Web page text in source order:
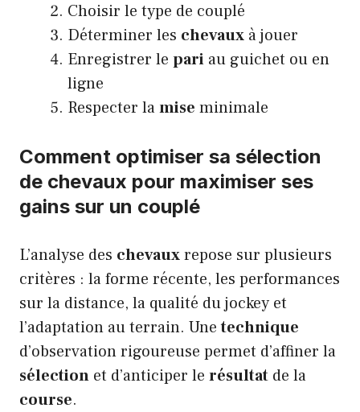
Choisir le type de couplé
Déterminer les chevaux à jouer
Enregistrer le pari au guichet ou en
ligne
Respecter lamise minimale
Comment optimiser sa sélection
de chevaux pour maximiser ses
gains sur un couplé
L’analyse des chevauxrepose sur plusieurs
critères : la forme récente, les performances
sur la distance, la qualité du jockey et
l’adaptation au terrain. Unetechnique
d’observation rigoureuse permet d’affiner la
sélection et d’anticiper le résultat de la
course.